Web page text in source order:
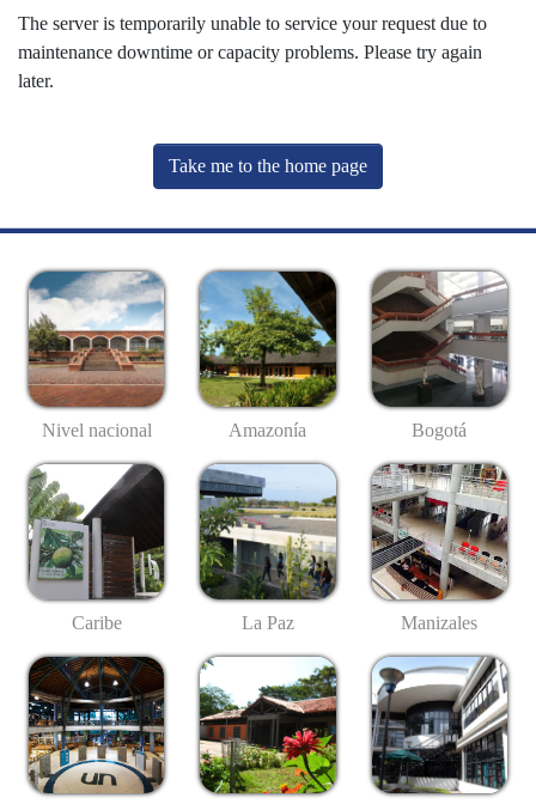
The server is temporarily unable to service your request due to
maintenance downtime or capacity problems. Please try again
later.
Take me to the home page
Nivel nacional Amazonía Bogotá
Caribe La Paz Manizales